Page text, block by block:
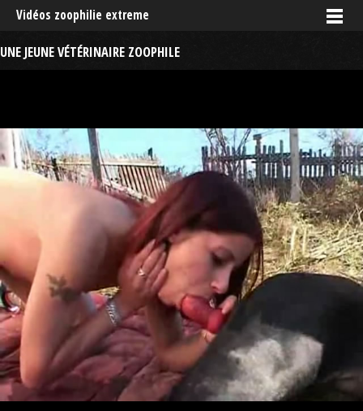
Vidéos zoophilie extreme
UNE JEUNE VÉTÉRINAIRE ZOOPHILE